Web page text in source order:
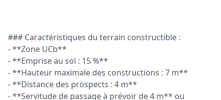
### Caractéristiques du terrain constructible :
- **Zone UCb**
- **Emprise au sol : 15 %**
- **Hauteur maximale des constructions : 7 m**
- **Distance des prospects : 4 m**
- **Servitude de passage à prévoir de 4 m** ou